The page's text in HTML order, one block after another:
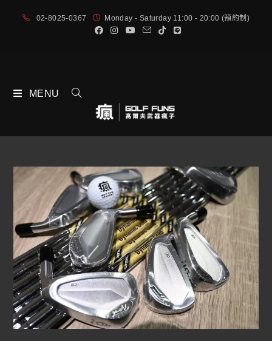
02-8025-0367 Monday - Saturday 11:00 - 20:00 (預約制)
MENU